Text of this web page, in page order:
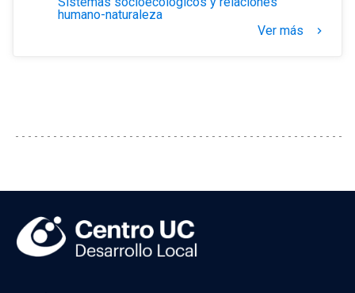
humano-naturaleza
Ver más
keyboard_arrow_right